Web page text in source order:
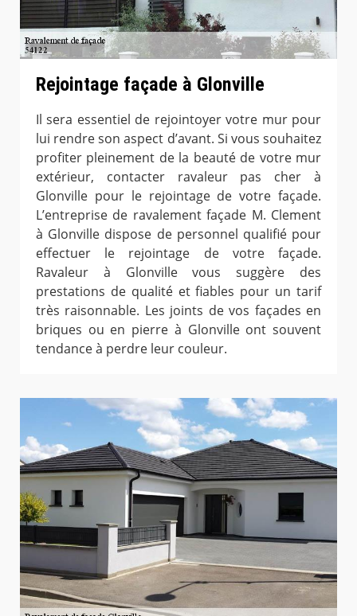
Rejointage façade à Glonville
Il sera essentiel de rejointoyer votre mur pour
lui rendre son aspect d’avant. Si vous souhaitez
profiter pleinement de la beauté de votre mur
extérieur, contacter ravaleur pas cher à
Glonville pour le rejointage de votre façade.
L’entreprise de ravalement façade M. Clement
à Glonville dispose de personnel qualifié pour
effectuer le rejointage de votre façade.
Ravaleur à Glonville vous suggère des
prestations de qualité et fiables pour un tarif
très raisonnable. Les joints de vos façades en
briques ou en pierre à Glonville ont souvent
tendance à perdre leur couleur.